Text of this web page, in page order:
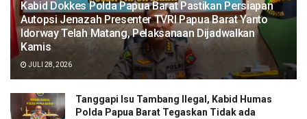
Kabid Dokkes Polda Papua Barat Pastikan Persiapan
Autopsi Jenazah Presenter TVRI Papua Barat Yanto
Idorway Telah Matang, Pelaksanaan Dijadwalkan
Kamis
JULI 28, 2026
Tanggapi Isu Tambang Ilegal, Kabid Humas
Polda Papua Barat Tegaskan Tidak ada